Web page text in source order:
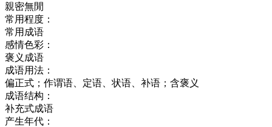
親密無閒
常用程度：
常用成语
感情色彩：
褒义成语
成语用法：
偏正式；作谓语、定语、状语、补语；含褒义
成语结构：
补充式成语
产生年代：